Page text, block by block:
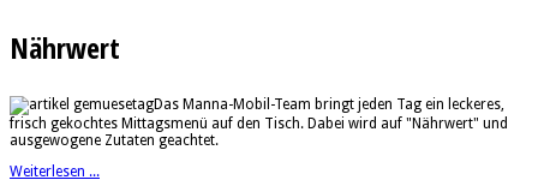
Nährwert
Das Manna-Mobil-Team bringt jeden Tag ein leckeres,
frisch gekochtes Mittagsmenü auf den Tisch. Dabei wird auf "Nährwert" und
ausgewogene Zutaten geachtet.
Weiterlesen ...